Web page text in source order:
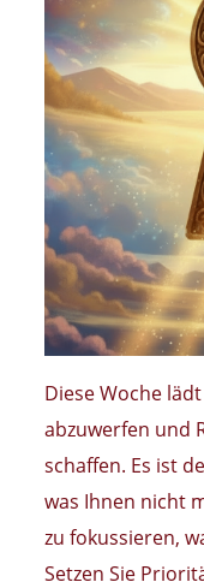
Diese Woche
abzuwerfen und
schaffen. Es ist
was Ihnen nicht
zu fokussieren,
Setzen Sie